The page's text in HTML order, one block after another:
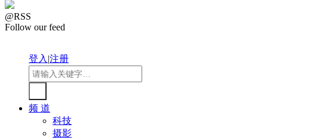
@RSS
Follow our feed
登入|注册
频 道
科技
摄影